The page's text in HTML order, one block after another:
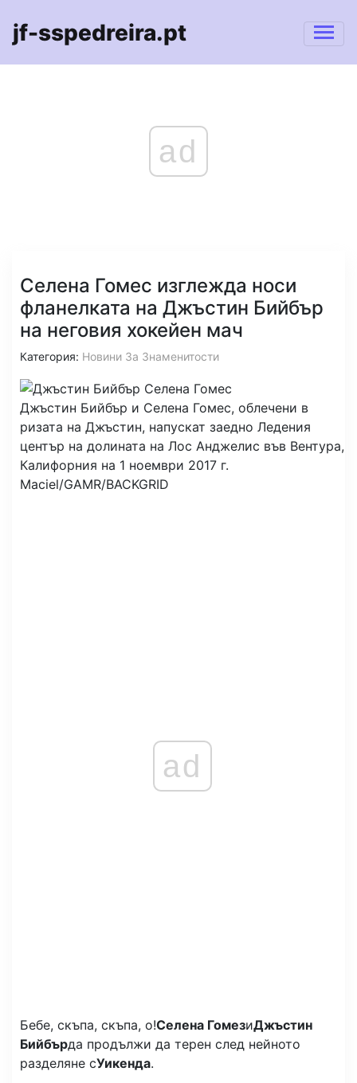
jf-sspedreira.pt
ad
Селена Гомес изглежда носи
фланелката на Джъстин Бийбър
на неговия хокейен мач
Категория: Новини За Знаменитости
Джъстин Бийбър и Селена Гомес, облечени в
ризата на Джъстин, напускат заедно Ледения
център на долината на Лос Анджелис във Вентура,
Калифорния на 1 ноември 2017 г.
Maciel/GAMR/BACKGRID
ad
Бебе, скъпа, скъпа, о!Селена ГомезиДжъстин
Бийбърда продължи да терен след нейното
разделяне сУикенда.